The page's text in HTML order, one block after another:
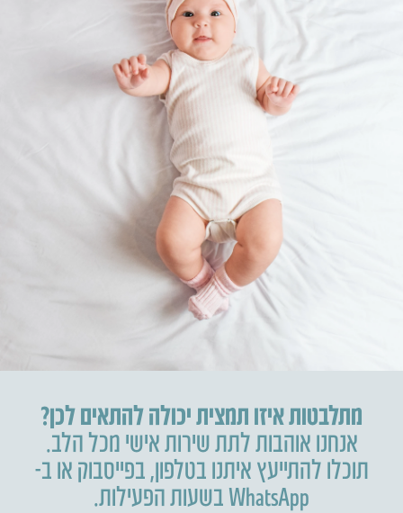
מתלבטות איזו תמצית יכולה להתאים לכן?
אנחנו אוהבות לתת שירות אישי מכל הלב.
תוכלו להתייעץ איתנו בטלפון,בפייסבוק או ב-
WhatsApp בשעות הפעילות.